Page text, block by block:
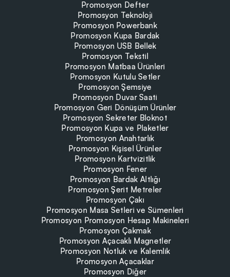
Promosyon Defter
Promosyon Teknoloji
Promosyon Powerbank
Promosyon Kupa Bardak
Promosyon USB Bellek
Promosyon Tekstil
Promosyon Matbaa Ürünleri
Promosyon Kutulu Setler
Promosyon Şemsiye
Promosyon Duvar Saati
Promosyon Geri Dönüşüm Ürünler
Promosyon Sekreter Bloknot
Promosyon Kupa ve Plaketler
Promosyon Anahtarlık
Promosyon Kişisel Ürünler
Promosyon Kartvizitlik
Promosyon Fener
Promosyon Bardak Altlığı
Promosyon Şerit Metreler
Promosyon Çakı
Promosyon Masa Setleri ve Sümenleri
Promosyon Promosyon Hesap Makineleri
Promosyon Çakmak
Promosyon Açacaklı Magnetler
Promosyon Notluk ve Kalemlik
Promosyon Açacaklar
Promosyon Diğer